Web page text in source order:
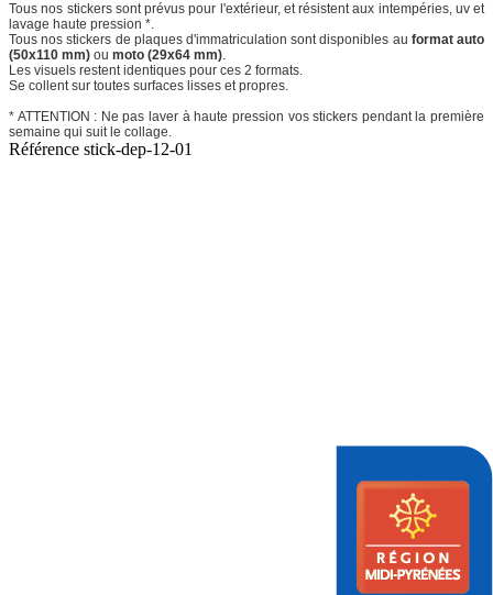
Tous nos stickers sont prévus pour l'extérieur, et résistent aux intempéries, uv et
lavage haute pression *.
Tous nos stickers de plaques d'immatriculation sont disponibles au format auto
(50x110 mm) ou moto (29x64 mm).
Les visuels restent identiques pour ces 2 formats.
Se collent sur toutes surfaces lisses et propres.
* ATTENTION : Ne pas laver à haute pression vos stickers pendant la première
semaine qui suit le collage.
Référence stick-dep-12-01